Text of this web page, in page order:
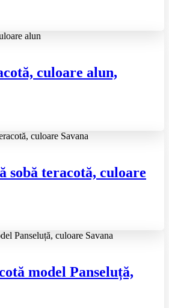
culoare alun,
sobă teracotă, culoare
model Panseluță,